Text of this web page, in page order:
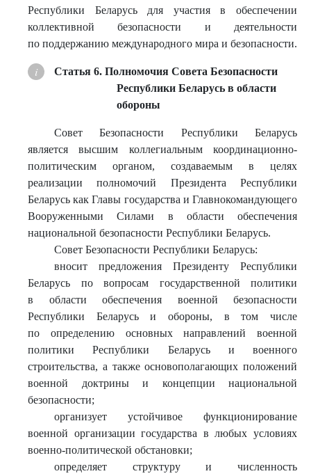
Республики Беларусь для участия в обеспечении
коллективной безопасности и деятельности
по поддержанию международного мира и безопасности.
Статья 6. Полномочия Совета Безопасности
Республики Беларусь в области
обороны
Совет Безопасности Республики Беларусь
является высшим коллегиальным координационно-
политическим органом, создаваемым в целях
реализации полномочий Президента Республики
Беларусь как Главы государства и Главнокомандующего
Вооруженными Силами в области обеспечения
национальной безопасности Республики Беларусь.
Совет Безопасности Республики Беларусь:
вносит предложения Президенту Республики
Беларусь по вопросам государственной политики
в области обеспечения военной безопасности
Республики Беларусь и обороны, в том числе
по определению основных направлений военной
политики Республики Беларусь и военного
строительства, а также основополагающих положений
военной доктрины и концепции национальной
безопасности;
организует устойчивое функционирование
военной организации государства в любых условиях
военно-политической обстановки;
определяет структуру и численность